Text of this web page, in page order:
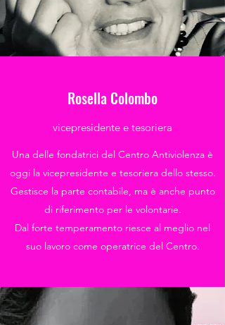
Rosella Colombo
vicepresidente e tesoriera
Una delle fondatrici del Centro Antiviolenza è
oggi la vicepresidente e tesoriera dello stesso.
Gestisce la parte contabile, ma è anche punto
di riferimento per le volontarie.
Dal forte temperamento riesce al meglio nel
suo lavoro come operatrice del Centro.